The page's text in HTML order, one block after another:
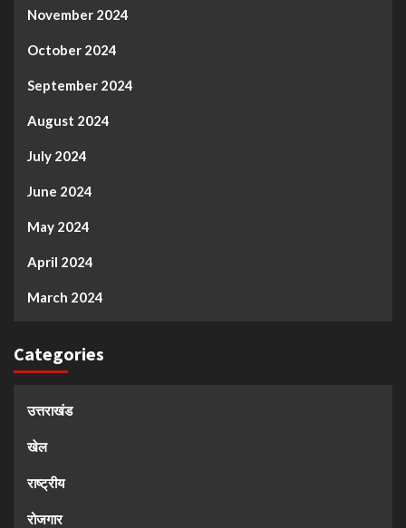
November 2024
October 2024
September 2024
August 2024
July 2024
June 2024
May 2024
April 2024
March 2024
Categories
उत्तराखंड
खेल
राष्ट्रीय
रोजगार